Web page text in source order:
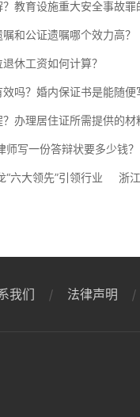
教育设施重大安全事故
和公证遗嘱哪个效力高？
休工资如何计算？
吗？婚内保证书是能随便
办理居住证所需提供的材
写一份答辩状要多少钱？
六大领先”引领行业 浙
我们 法律声明